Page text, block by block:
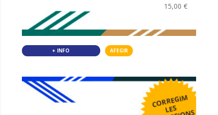
15,00€
+ INFO AFEGIR